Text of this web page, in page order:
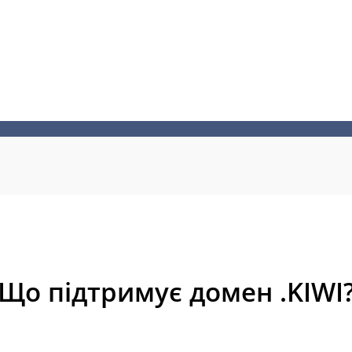
Що підтримує домен